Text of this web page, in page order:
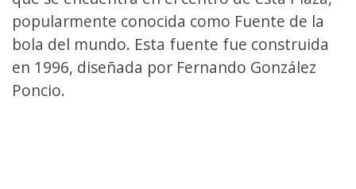
popularmente conocida como Fuente de la
bola del mundo. Esta fuente fue construida
en 1996, diseñada por Fernando González
Poncio.